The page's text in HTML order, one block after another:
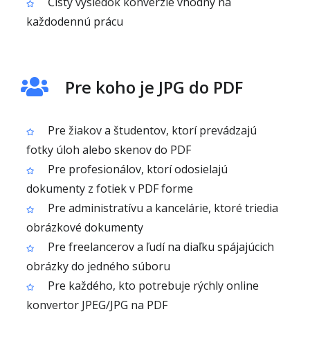
každodennú prácu
Pre koho je JPG do PDF
Pre žiakov a študentov, ktorí prevádzajú
fotky úloh alebo skenov do PDF
Pre profesionálov, ktorí odosielajú
dokumenty z fotiek v PDF forme
Pre administratívu a kancelárie, ktoré triedia
obrázkové dokumenty
Pre freelancerov a ľudí na diaľku spájajúcich
obrázky do jedného súboru
Pre každého, kto potrebuje rýchly online
konvertor JPEG/JPG na PDF